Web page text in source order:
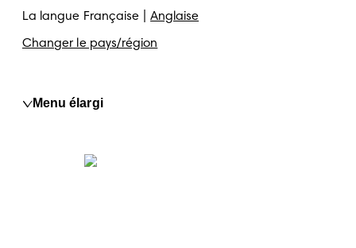
La langue Française Anglaise
Changer le pays/région
Menu élargi